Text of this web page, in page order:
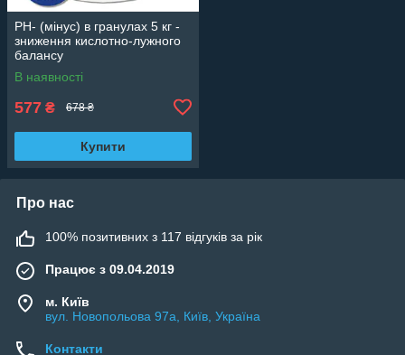
РН- (мінус) в гранулах 5 кг -
зниження кислотно-лужного
балансу
В наявності
577 ₴ 678 ₴
Купити
Про нас
100% позитивних з 117 відгуків за рік
Працює з 09.04.2019
м. Київ
вул. Новопольова 97а, Київ, Україна
Контакти